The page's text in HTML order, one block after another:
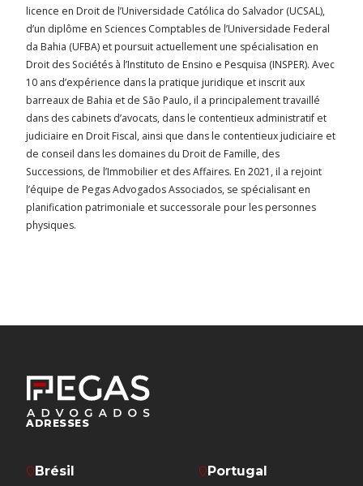
licence en Droit de l’Universidade Católica do Salvador (UCSAL),
d’un diplôme en Sciences Comptables de l’Universidade Federal
da Bahia (UFBA) et poursuit actuellement une spécialisation en
Droit des Sociétés à l’Instituto de Ensino e Pesquisa (INSPER). Avec
10 ans d’expérience dans la pratique juridique et inscrit aux
barreaux de Bahia et de São Paulo, il a principalement travaillé
dans des cabinets d’avocats, dans le contentieux administratif et
judiciaire en Droit Fiscal, ainsi que dans le contentieux judiciaire et
de conseil dans les domaines du Droit de Famille, des
Successions, de l’Immobilier et des Affaires. En 2021, il a rejoint
l’équipe de Pegas Advogados Associados, se spécialisant en
planification patrimoniale et successorale pour les personnes
physiques.
ADRESSES
Brésil
Portugal